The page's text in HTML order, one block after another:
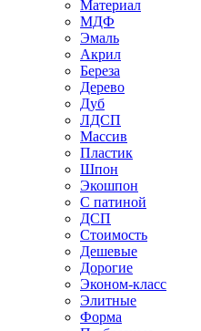
Материал
МДФ
Эмаль
Акрил
Береза
Дерево
Дуб
ЛДСП
Массив
Пластик
Шпон
Экошпон
С патиной
ДСП
Стоимость
Дешевые
Дорогие
Эконом-класс
Элитные
Форма